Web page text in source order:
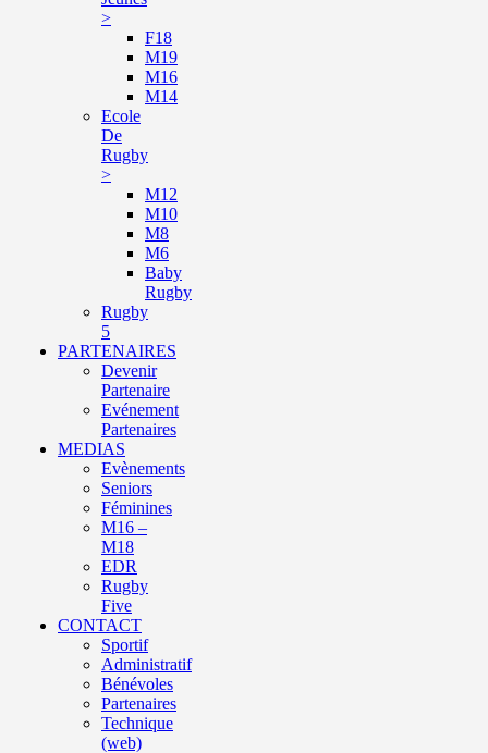
>
F18
M19
M16
M14
Ecole
De
Rugby
>
M12
M10
M8
M6
Baby
Rugby
Rugby
5
PARTENAIRES
Devenir
Partenaire
Evénement
Partenaires
MEDIAS
Evènements
Seniors
Féminines
M16 –
M18
EDR
Rugby
Five
CONTACT
Sportif
Administratif
Bénévoles
Partenaires
Technique
(web)